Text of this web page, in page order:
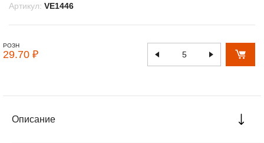
Артикул: VE1446
РОЗН
29.70 ₽
Описание